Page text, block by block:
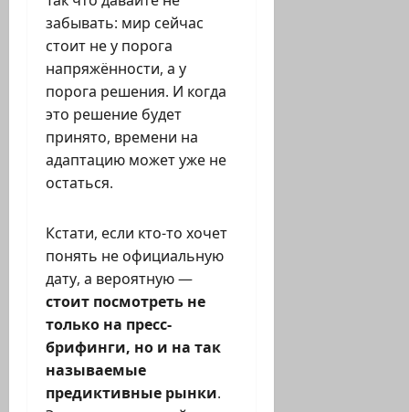
забывать: мир сейчас
стоит не у порога
напряжённости, а у
порога решения. И когда
это решение будет
принято, времени на
адаптацию может уже не
остаться.
Кстати, если кто-то хочет
понять не официальную
дату, а вероятную —
стоит посмотреть не
только на пресс-
брифинги, но и на так
называемые
предиктивные рынки.